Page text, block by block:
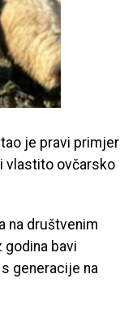
je pravi primjer
vlastito ovčarsko
na društvenim
godina bavi
generacije na